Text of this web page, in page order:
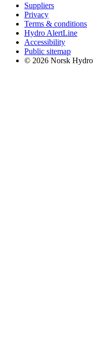
Suppliers
Privacy
Terms & conditions
Hydro AlertLine
Accessibility
Public sitemap
© 2026 Norsk